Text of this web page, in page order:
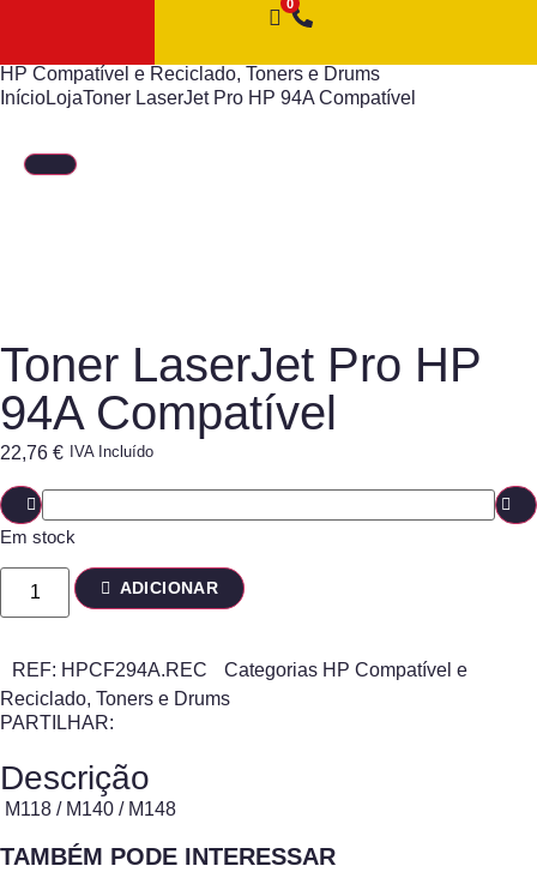
HP Compatível e Reciclado, Toners e Drums
InícioLojaToner LaserJet Pro HP 94A Compatível
Toner LaserJet Pro HP
94A Compatível
22,76 € IVA Incluído
Em stock
ADICIONAR
REF: HPCF294A.REC Categorias HP Compatível e
Reciclado, Toners e Drums
PARTILHAR:
Descrição
M118 / M140 / M148
TAMBÉM PODE INTERESSAR